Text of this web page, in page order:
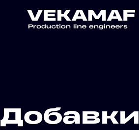
Добавки